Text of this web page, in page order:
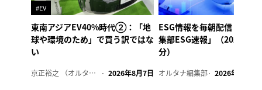
#EV
東南アジアEV40%時代②：「地
球や環境のため」で買う訳ではな
い
京正裕之 （オルタナ副編集長） 2026年8月7日
ESG情報を毎朝配信「オル
集部ESG速報」（2026年8
分）
オルタナ編集部 2026年8月7日